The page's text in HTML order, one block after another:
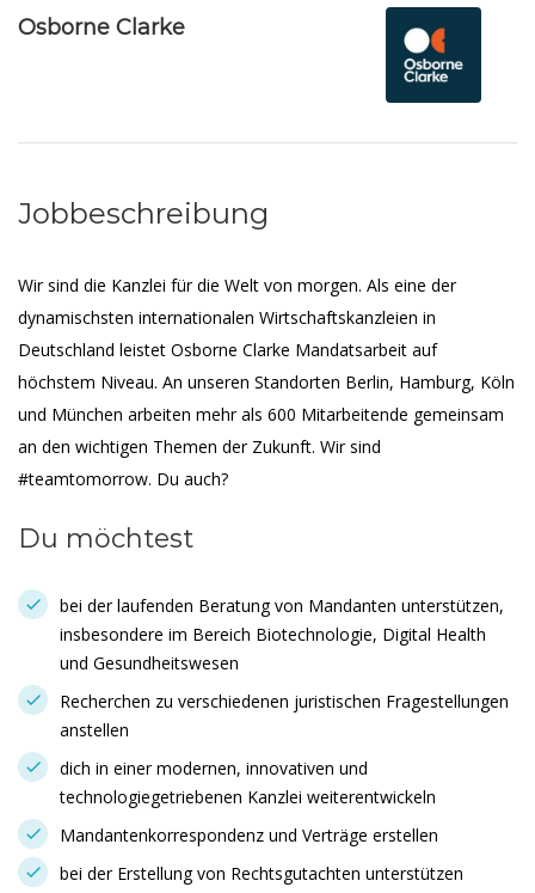
Osborne Clarke
Jobbeschreibung
Wir sind die Kanzlei für die Welt von morgen. Als eine der
dynamischsten internationalen Wirtschaftskanzleien in
Deutschland leistet Osborne Clarke Mandatsarbeit auf
höchstem Niveau. An unseren Standorten Berlin, Hamburg, Köln
und München arbeiten mehr als 600 Mitarbeitende gemeinsam
an den wichtigen Themen der Zukunft. Wir sind
#teamtomorrow. Du auch?
Du möchtest
bei der laufenden Beratung von Mandanten unterstützen,
insbesondere im Bereich Biotechnologie, Digital Health
und Gesundheitswesen
Recherchen zu verschiedenen juristischen Fragestellungen
anstellen
dich in einer modernen, innovativen und
technologiegetriebenen Kanzlei weiterentwickeln
Mandantenkorrespondenz und Verträge erstellen
bei der Erstellung von Rechtsgutachten unterstützen